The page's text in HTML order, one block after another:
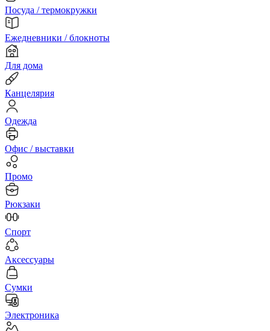
Посуда / термокружки
Ежедневники / блокноты
Для дома
Канцелярия
Одежда
Офис / выставки
Промо
Рюкзаки
Спорт
Аксессуары
Сумки
Электроника